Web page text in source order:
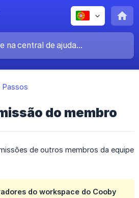
Passos
do membro
de outros membros da equipe
do workspace do Cooby